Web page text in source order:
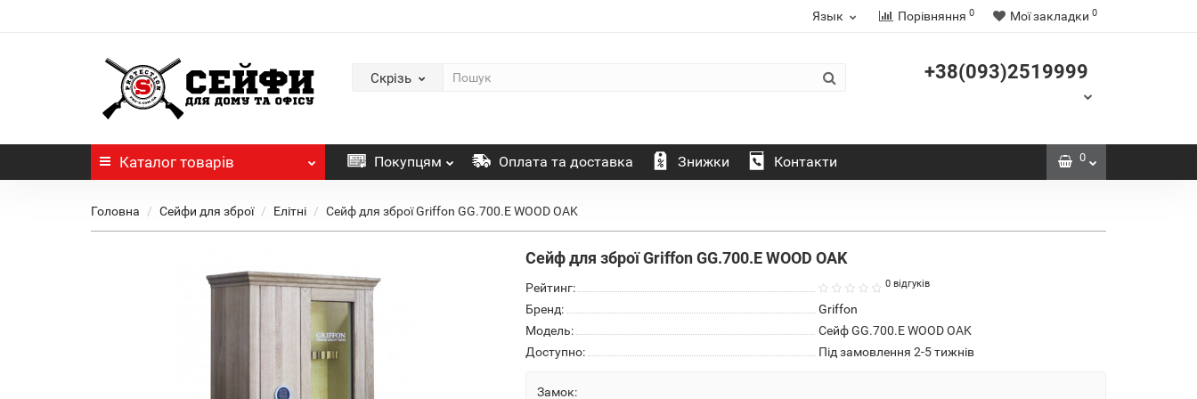
Язык Порівняння 0 Мої закладки 0
Скрізь +38(093)2519999
Каталог товарів Покупцям Оплата та доставка Знижки Контакти 0
Головна Сейфи для зброї Елітні Сейф для зброї Griffon GG.700.E WOOD OAK
Сейф для зброї Griffon GG.700.E WOOD OAK
Рейтинг: 0 відгуків
Бренд:
Griffon
Модель:
Сейф GG.700.E WOOD OAK
Доступно:
Під замовлення 2-5 тижнів
Замок: